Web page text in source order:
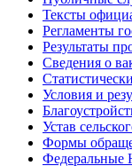
Тексты
Регламенты
Результаты
Сведения о
Условия и
Устав
Формы